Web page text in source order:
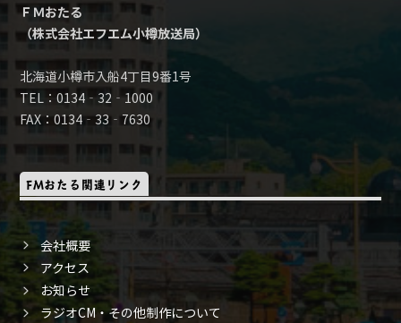
ＦＭおたる
（株式会社エフエム小樽放送局）
北海道小樽市入船4丁目9番1号
TEL：0134‐32‐1000
FAX：0134‐33‐7630
FMおたる関連リンク
会社概要
アクセス
お知らせ
ラジオCM・その他制作について